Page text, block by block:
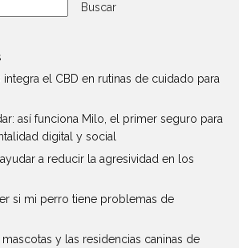
Buscar
integra el CBD en rutinas de cuidado para
así funciona Milo, el primer seguro para
digital y social
a reducir la agresividad en los
si mi perro tiene problemas de
y las residencias caninas de